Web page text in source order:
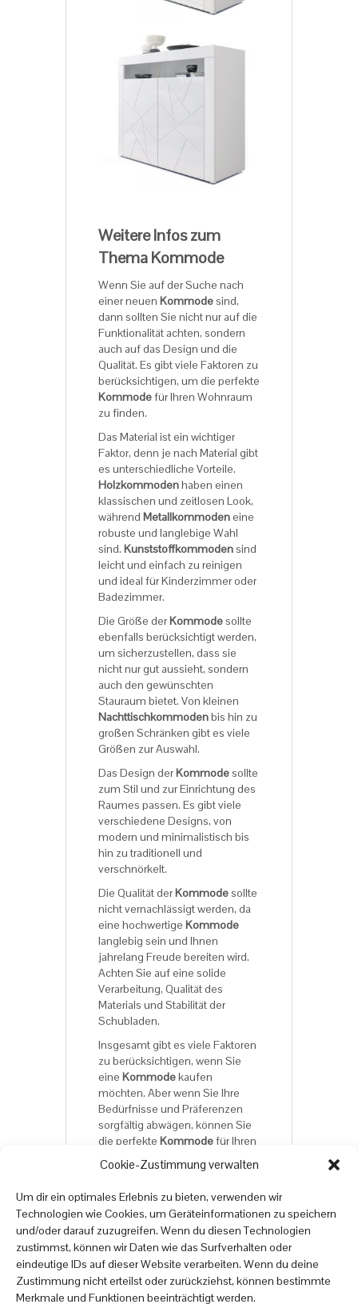
Cookie-Zustimmung verwalten
Um dir ein optimales Erlebnis zu bieten, verwenden wir
Technologien wie Cookies, um Geräteinformationen zu speichern
und/oder darauf zuzugreifen. Wenn du diesen Technologien
zustimmst, können wir Daten wie das Surfverhalten oder
eindeutige IDs auf dieser Website verarbeiten. Wenn du deine
Zustimmung nicht erteilst oder zurückziehst, können bestimmte
Merkmale und Funktionen beeinträchtigt werden.
Weitere Infos zum
Thema Kommode
Wenn Sie auf der Suche nach
einer neuen Kommodesind,
dann sollten Sie nicht nur auf die
Funktionalität achten, sondern
auch auf das Design und die
Qualität. Es gibt viele Faktoren zu
berücksichtigen, um die perfekte
Kommodefür Ihren Wohnraum
zu finden.
Das Material ist ein wichtiger
Faktor, denn je nach Material gibt
es unterschiedliche Vorteile.
Holzkommodenhaben einen
klassischen und zeitlosen Look,
während Metallkommodeneine
robuste und langlebige Wahl
sind. Kunststoffkommodensind
leicht und einfach zu reinigen
und ideal für Kinderzimmer oder
Badezimmer.
Die Größe der Kommodesollte
ebenfalls berücksichtigt werden,
um sicherzustellen, dass sie
nicht nur gut aussieht, sondern
auch den gewünschten
Stauraum bietet. Von kleinen
Nachttischkommodenbis hin zu
großen Schränken gibt es viele
Größen zur Auswahl.
Das Design der Kommodesollte
zum Stil und zur Einrichtung des
Raumes passen. Es gibt viele
verschiedene Designs, von
modern und minimalistisch bis
hin zu traditionell und
verschnörkelt.
Die Qualität der Kommodesollte
nicht vernachlässigt werden, da
eine hochwertige Kommode
langlebig sein und Ihnen
jahrelang Freude bereiten wird.
Achten Sie auf eine solide
Verarbeitung, Qualität des
Materials und Stabilität der
Schubladen.
Insgesamt gibt es viele Faktoren
zu berücksichtigen, wenn Sie
eine Kommodekaufen
möchten. Aber wenn Sie Ihre
Bedürfnisse und Präferenzen
sorgfältig abwägen, können Sie
die perfekte Kommodefür Ihren
Wohnraum finden. Hier erhalten
Sie ein breites Sortiment an
Viel Spaß beim Online-
Möbelshopping auf
onlinemoebel24.de